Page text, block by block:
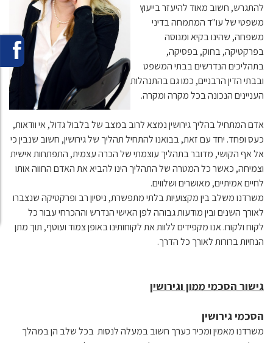
להתגרש, חשוב מאוד להיעזר בייעוץ
משפטי של עו"ד המתמחה בדיני
משפחה, שהינו בקיא ומנוסה
בפרקטיקה, בחוק, בפסיקה,
בתהליכים הנדרשים בבתי המשפט
ובבתי הדין הרבניים, כמו גם בהתנהלות
העניינים הנכונה בכל מקרה ומקרה.
אדם המתחיל בהליך גירושין נמצא לרוב במצב של בלבול גדול, אי וודאות,
כעס ופחד. יחד עם זאת, בבואנו להתחיל תהליך של גירושין, חשוב שנבין כי
אל אף הקושי, מדובר בתהליך עוצמתי של הכרה עצמית, התפתחות אישית
וצמיחה, כאשר כל המטרה של התהליך הינו להביא את האדם החווה אותו
לחיים אמיתיים, מאושרים ושלווים.
משרדנו משלב בין מקצועיות בלתי מתפשרת, ניסיון רב ופרקטיקה שנצברו
לאורך השנים ובין מודעות גבוהה לפן האישי הנדרש וההכרחי עבור כל
לקוח ולקוח. אנו מקפידים ללוות את לקוחותינו באופן צמוד ועוטף, תוך מתן
הנחיות ברורות לאורך כל הדרך.
גישור הסכמי ממון וגירושין
הסכמי גירושין
משרדנו מאמין ומכיר כערך חשוב במעלה לנסות בכל שלב הן במהלך